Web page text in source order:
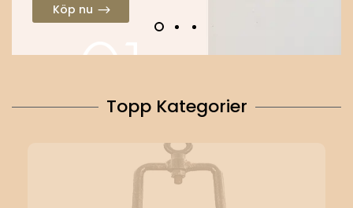
Köp nu
Topp Kategorier